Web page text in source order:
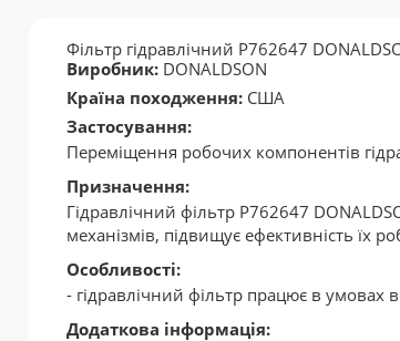
Фільтр гідравлічний P762647
Виробник: DONALDSON
Країна походження: США
Застосування:
Переміщення робочих компонентів
Призначення:
Гідравлічний фільтр P762647
механізмів, підвищує ефективність їх
Особливості:
- гідравлічний фільтр працює в умовах
Додаткова інформація: